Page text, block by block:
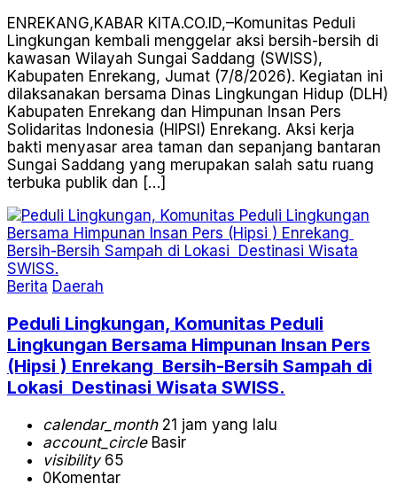
ENREKANG,KABAR KITA.CO.ID,–Komunitas Peduli
Lingkungan kembali menggelar aksi bersih-bersih di
kawasan Wilayah Sungai Saddang (SWISS),
Kabupaten Enrekang, Jumat (7/8/2026). Kegiatan ini
dilaksanakan bersama Dinas Lingkungan Hidup (DLH)
Kabupaten Enrekang dan Himpunan Insan Pers
Solidaritas Indonesia (HIPSI) Enrekang. Aksi kerja
bakti menyasar area taman dan sepanjang bantaran
Sungai Saddang yang merupakan salah satu ruang
terbuka publik dan […]
Berita Daerah
Peduli Lingkungan, Komunitas Peduli
Lingkungan Bersama Himpunan Insan Pers
(Hipsi ) Enrekang Bersih-Bersih Sampah di
Lokasi Destinasi Wisata SWISS.
calendar_month21 jam yang lalu
account_circleBasir
visibility65
0Komentar